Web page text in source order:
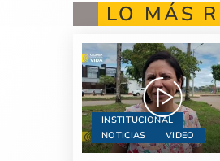
LO MÁS
INSTITUCIONAL
NOTICIAS
VIDEO